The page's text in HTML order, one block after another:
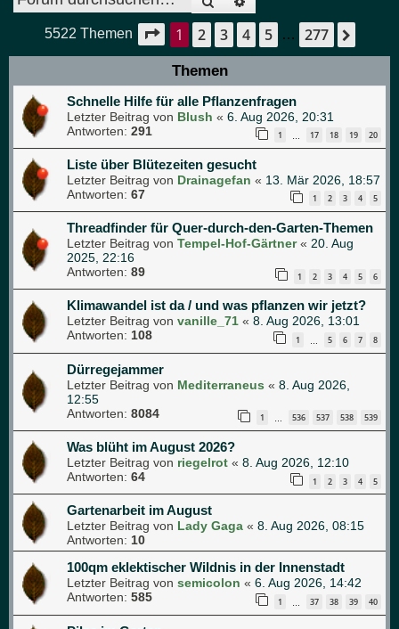
5522 Themen Seite 1von 277
1 2 3 4 5 … 277
Themen
Schnelle Hilfe für alle Pflanzenfragen
Letzter Beitrag von Blush « 6. Aug 2026, 20:31
Antworten: 291 1 17 18 19 20
Liste über Blütezeiten gesucht
Letzter Beitrag von Drainagefan « 13. Mär 2026, 18:57
Antworten: 67 1 2 3 4 5
Threadfinder für Quer-durch-den-Garten-Themen
Letzter Beitrag von Tempel-Hof-Gärtner« 20. Aug
2025, 22:16
Antworten: 89 1 2 3 4 5 6
Klimawandel ist da / und was pflanzen wir jetzt?
Letzter Beitrag von vanille_71 « 8. Aug 2026, 13:01
Antworten: 108 1 5 6 7 8
Dürregejammer
Letzter Beitrag von Mediterraneus « 8. Aug 2026,
12:55
Antworten: 8084 1 … 536 537 538 539
Was blüht im August 2026?
Letzter Beitrag von riegelrot « 8. Aug 2026, 12:10
Antworten: 64 1 2 3 4 5
Gartenarbeit im August
Letzter Beitrag von Lady Gaga « 8. Aug 2026, 08:15
Antworten: 10
100qm eklektischer Wildnis in der Innenstadt
Letzter Beitrag von semicolon « 6. Aug 2026, 14:42
Antworten: 585 1 37 38 39 40